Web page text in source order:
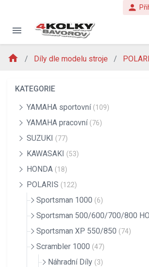
person
menu
home Díly dle modelu stroje
KATEGORIE
YAMAHA sportovní (109)
YAMAHA pracovní (76)
SUZUKI (77)
KAWASAKI (53)
HONDA (18)
POLARIS (122)
Sportsman 1000 (6)
Sportsman 500/600/700/800
Sportsman XP 550/850 (74)
Scrambler 1000 (47)
Náhradní Díly (3)